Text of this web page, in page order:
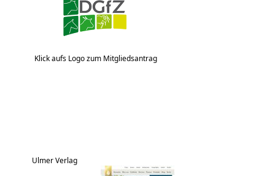
Klick aufs Logo zum Mitgliedsantrag
Ulmer Verlag